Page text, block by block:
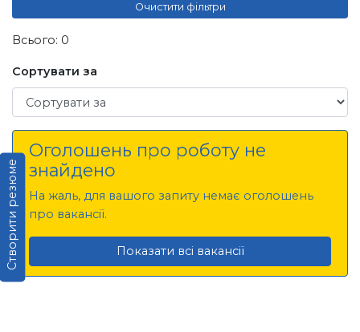
Створити резюме
Очистити фільтри
Всього: 0
Сортувати за
Сортувати за
Оголошень про роботу не
знайдено
На жаль, для вашого запиту немає оголошень
про вакансії.
Показати всі вакансії